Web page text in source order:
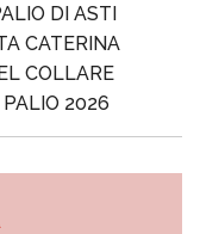
DI ASTI
CATERINA
COLLARE
PALIO 2026